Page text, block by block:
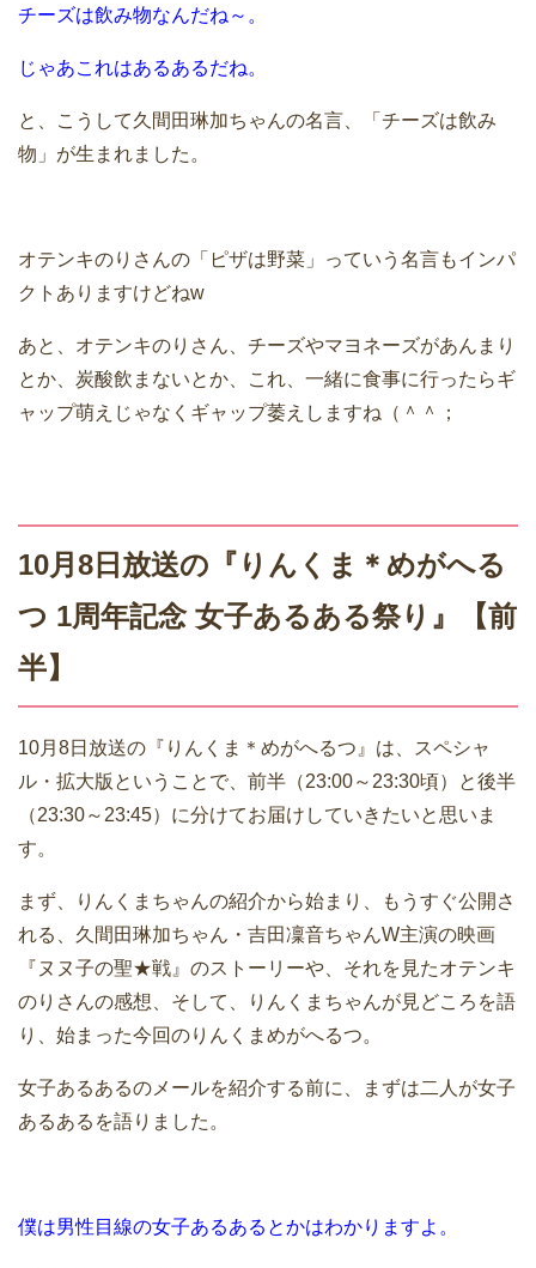
チーズは飲み物なんだね～。
じゃあこれはあるあるだね。
と、こうして久間田琳加ちゃんの名言、「チーズは飲み
物」が生まれました。
オテンキのりさんの「ピザは野菜」っていう名言もインパ
クトありますけどねw
あと、オテンキのりさん、チーズやマヨネーズがあんまり
とか、炭酸飲まないとか、これ、一緒に食事に行ったらギ
ャップ萌えじゃなくギャップ萎えしますね（＾＾；
10月8日放送の『りんくま＊めがへる
つ 1周年記念 女子あるある祭り』【前
半】
10月8日放送の『りんくま＊めがへるつ』は、スペシャ
ル・拡大版ということで、前半（23:00～23:30頃）と後半
（23:30～23:45）に分けてお届けしていきたいと思いま
す。
まず、りんくまちゃんの紹介から始まり、もうすぐ公開さ
れる、久間田琳加ちゃん・吉田凜音ちゃんW主演の映画
『ヌヌ子の聖★戦』のストーリーや、それを見たオテンキ
のりさんの感想、そして、りんくまちゃんが見どころを語
り、始まった今回のりんくまめがへるつ。
女子あるあるのメールを紹介する前に、まずは二人が女子
あるあるを語りました。
僕は男性目線の女子あるあるとかはわかりますよ。